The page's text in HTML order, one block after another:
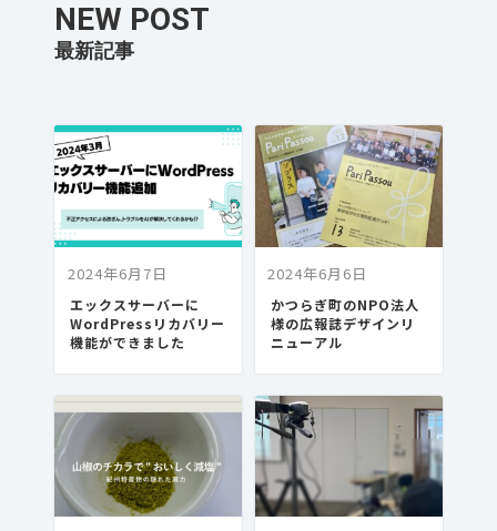
NEW POST
2024年6月7日
エックスサーバーに
WordPressリカバリー
機能ができました
2024年6月6日
かつらぎ町のNPO法人
様の広報誌デザインリ
ニューアル